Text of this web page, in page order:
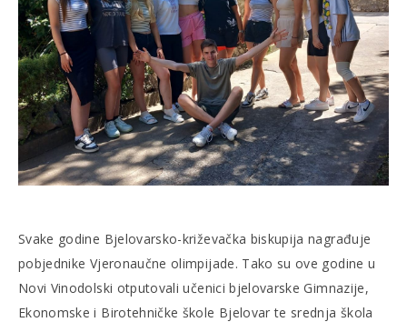
Svake godine Bjelovarsko-križevačka biskupija nagrađuje
pobjednike Vjeronaučne olimpijade. Tako su ove godine u
Novi Vinodolski otputovali učenici bjelovarske Gimnazije,
Ekonomske i Birotehničke škole Bjelovar te srednja škola